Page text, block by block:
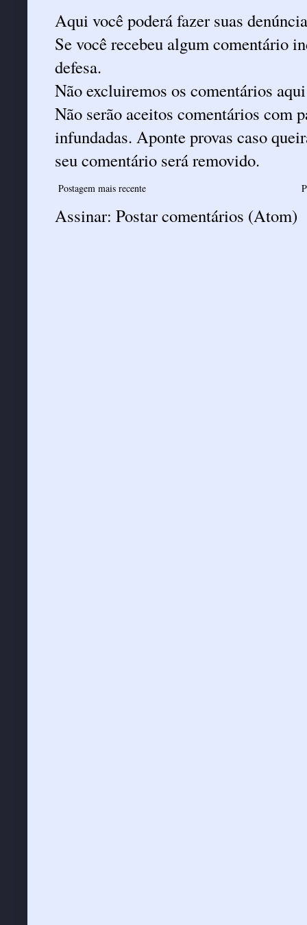
Aqui você poderá fazer suas
Se você recebeu algum comentário
defesa.
Não excluiremos os comentários
Não serão aceitos comentários com
infundadas. Aponte provas caso
seu comentário será removido.
Postagem mais recente
Assinar: Postar comentários (Atom)